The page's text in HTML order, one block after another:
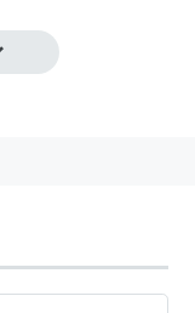
ることもある。
とソフトウェ